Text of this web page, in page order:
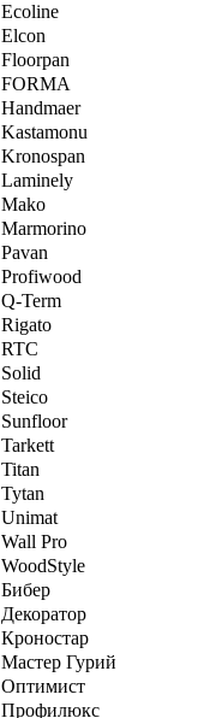
Ecoline
Elcon
Floorpan
FORMA
Handmaer
Kastamonu
Kronospan
Laminely
Mako
Marmоrino
Pavan
Profiwood
Q-Term
Rigato
RTC
Solid
Steico
Sunfloor
Tarkett
Titan
Tytan
Unimat
Wall Pro
WoodStyle
Бибер
Декоратор
Кроностар
Мастер Гурий
Оптимист
Профилюкс